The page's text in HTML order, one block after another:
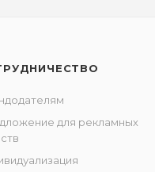
для рекламных